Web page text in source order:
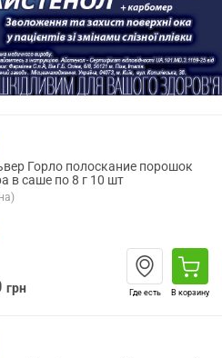
Горло полоскание порошок
в саше по 8 г 10 шт
грн Где есть В корзину